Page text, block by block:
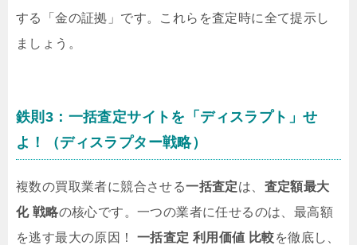
する「金の証拠」です。これらを査定時に全て提示し
ましょう。
鉄則3：一括査定サイトを「ディスラプト」せ
よ！（ディスラプター戦略）
複数の買取業者に競合させる一括査定は、 査定額最大
化 戦略の核心です。一つの業者に任せるのは、最高額
を逃す最大の原因！ 一括査定 利用価値 比較を徹底し、